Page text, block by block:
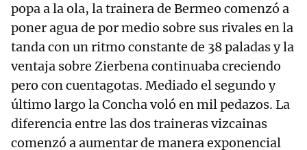
popa a la ola, la trainera de Bermeo comenzó a
poner agua de por medio sobre sus rivales en la
tanda con un ritmo constante de 38 paladas y la
ventaja sobre Zierbena continuaba creciendo
pero con cuentagotas. Mediado el segundo y
último largo la Concha voló en mil pedazos. La
diferencia entre las dos traineras vizcainas
comenzó a aumentar de manera exponencial